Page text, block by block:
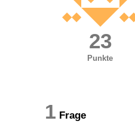
23
Punkte
1 Frage